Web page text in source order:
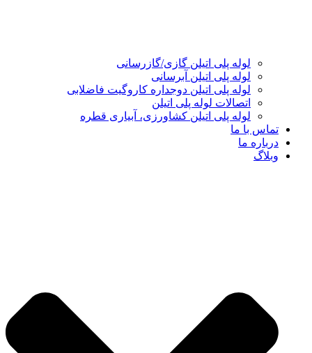
لوله پلی اتیلن گازی/گازرسانی
لوله پلی اتیلن آبرسانی
لوله پلی اتیلن دوجداره کاروگیت فاضلابی
اتصالات لوله پلی اتیلن
لوله پلی اتیلن کشاورزی، آبیاری قطره
تماس با ما
درباره ما
وبلاگ